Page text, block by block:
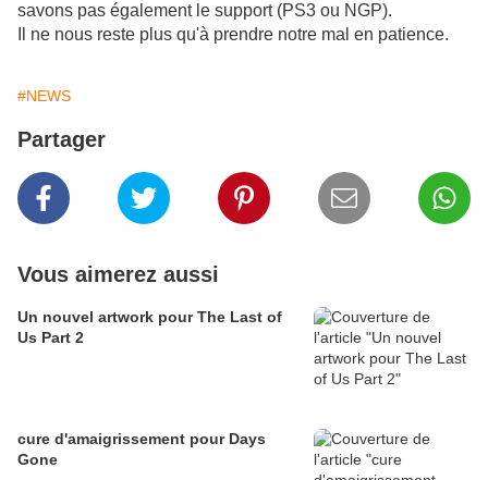
savons pas également le support (PS3 ou NGP).
Il ne nous reste plus qu'à prendre notre mal en patience.
#NEWS
Partager
Vous aimerez aussi
Un nouvel artwork pour The Last of
Us Part 2
cure d'amaigrissement pour Days
Gone